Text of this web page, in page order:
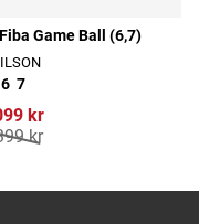
Game Ball (6,7)
6 7
kr
kr